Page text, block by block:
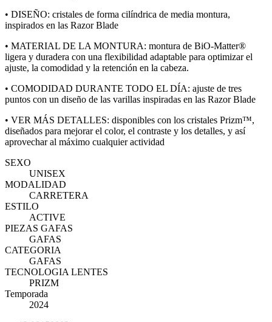
• DISEÑO: cristales de forma cilíndrica de media montura,
inspirados en las Razor Blade
• MATERIAL DE LA MONTURA: montura de BiO-Matter®
ligera y duradera con una flexibilidad adaptable para optimizar el
ajuste, la comodidad y la retención en la cabeza.
• COMODIDAD DURANTE TODO EL DÍA: ajuste de tres
puntos con un diseño de las varillas inspiradas en las Razor Blade
• VER MÁS DETALLES: disponibles con los cristales Prizm™,
diseñados para mejorar el color, el contraste y los detalles, y así
aprovechar al máximo cualquier actividad
SEXO
UNISEX
MODALIDAD
CARRETERA
ESTILO
ACTIVE
PIEZAS GAFAS
GAFAS
CATEGORIA
GAFAS
TECNOLOGIA LENTES
PRIZM
Temporada
2024